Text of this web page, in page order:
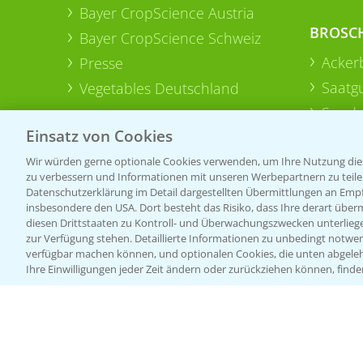
Bayer CropScience Austria
Bayer CropScience Schweiz
Presse
Vegetables Deutschland
Einsatz von Cookies
Wir würden gerne optionale Cookies verwenden, um Ihre Nutzung
zu verbessern und Informationen mit unseren Werbepartnern zu
Datenschutzerklärung im Detail dargestellten Übermittlungen an
insbesondere den USA. Dort besteht das Risiko, dass Ihre derart
diesen Drittstaaten zu Kontroll- und Überwachungszwecken
zur Verfügung stehen. Detaillierte Informationen zu unbedingt
verfügbar machen können, und optionalen Cookies, die unten
Ihre Einwilligungen jeder Zeit ändern oder zurückziehen können,